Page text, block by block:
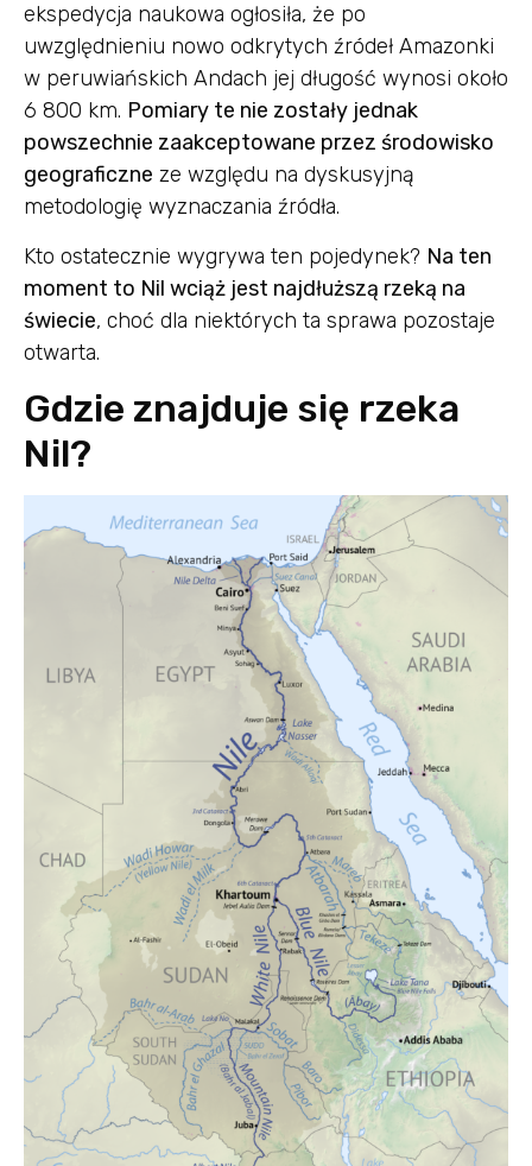
ekspedycja naukowa ogłosiła, że po
uwzględnieniu nowo odkrytych źródeł Amazonki
w peruwiańskich Andach jej długość wynosi około
6 800 km. Pomiary te nie zostały jednak
powszechnie zaakceptowane przez środowisko
geograficzne ze względu na dyskusyjną
metodologię wyznaczania źródła.
Kto ostatecznie wygrywa ten pojedynek? Na ten
moment to Nil wciąż jest najdłuższą rzeką na
świecie, choć dla niektórych ta sprawa pozostaje
otwarta.
Gdzie znajduje się rzeka
Nil?